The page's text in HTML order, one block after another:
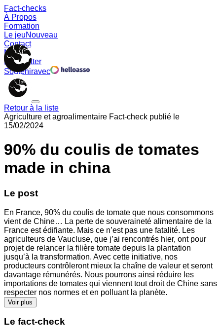
Fact-checks
À Propos
Formation
Le jeuNouveau
Contact
Memes
Newsletter
Souteniravec
Retour à la liste
Agriculture et agroalimentaire Fact-check publié le
15/02/2024
90% du coulis de tomates
made in china
Le post
En France, 90% du coulis de tomate que nous consommons
vient de Chine… La perte de souveraineté alimentaire de la
France est édifiante. Mais ce n’est pas une fatalité. Les
agriculteurs de Vaucluse, que j’ai rencontrés hier, ont pour
projet de relancer la filière tomate depuis la plantation
jusqu’à la transformation. Avec cette initiative, nos
producteurs contrôleront mieux la chaîne de valeur et seront
davantage rémunérés. Nous pourrons ainsi réduire les
importations de tomates qui viennent tout droit de Chine sans
respecter nos normes et en polluant la planète.
Voir plus
Le fact-check